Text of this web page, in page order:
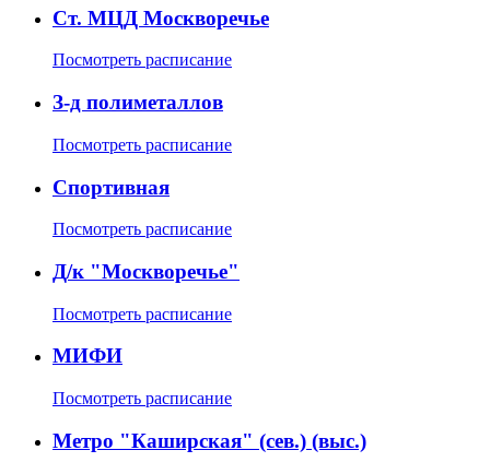
Ст. МЦД Москворечье
Посмотреть расписание
З-д полиметаллов
Посмотреть расписание
Спортивная
Посмотреть расписание
Д/к "Москворечье"
Посмотреть расписание
МИФИ
Посмотреть расписание
Метро "Каширская" (сев.) (выс.)